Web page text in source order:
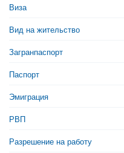
Виза
Вид на жительство
Загранпаспорт
Паспорт
Эмиграция
РВП
Разрешение на работу